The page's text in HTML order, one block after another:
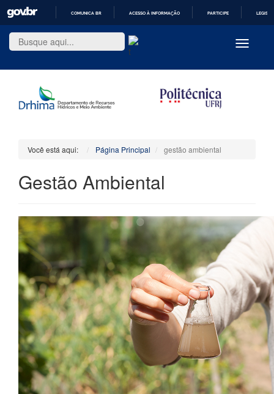
PARA
O
COMUNICA BR ACESSO À INFORMAÇÃO PARTICIPE
Toggle
Você está aqui: Página Principal gestão ambiental
Gestão Ambiental